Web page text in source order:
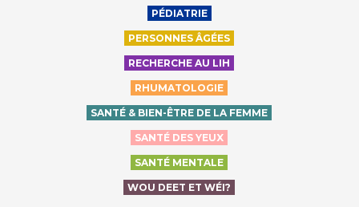
PÉDIATRIE
PERSONNES ÂGÉES
RECHERCHE AU LIH
RHUMATOLOGIE
SANTÉ & BIEN-ÊTRE DE LA FEMME
SANTÉ DES YEUX
SANTÉ MENTALE
WOU DEET ET WÉI?